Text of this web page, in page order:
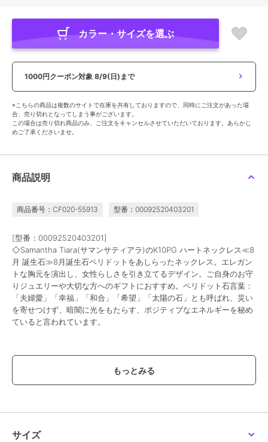
カラー・サイズを選ぶ
1000円クーポン対象 8/9(日)まで
※こちらの商品は複数のサイトで在庫を共有しておりますので、同時にご注文があった場
合、売り切れとなってしまう事がございます。
この場合は売り切れ商品のみ、ご注文をキャンセルさせていただいております。あらかじ
めご了承くださいませ。
商品説明
商品番号：CF020-55913 型番：00092520403201
[型番：00092520403201]
◇Samantha Tiara(サマンサティアラ)のK10PG ハートネックレス≪8
月 誕生石≫8月誕生石ペリドットをあしらったネックレス。エレガン
トな胸元を演出し、女性らしさを引き立てるデザイン。ご自身のお守
りジュエリーや大切な方へのギフトにおすすめ。ペリドット石言葉：
「夫婦愛」「幸福」「和合」「希望」「太陽の石」とも呼ばれ、災い
を寄せつけず、暗闇に光をもたらす、ポジティブなエネルギーを秘め
ていると言われています。
／ネックレス・ペンダント
性別タイプ
サイズ